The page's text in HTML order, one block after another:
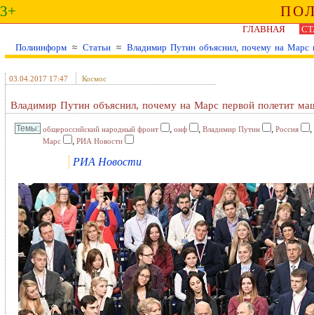
3+
ГЛАВНАЯ
Полиинформ ≈ Статьи ≈ Владимир Путин объяснил, почему на Марс
03.04.2017 17:47 Космос
Владимир Путин объяснил, почему на Марс первой полетит
общероссийский народный фронт , онф , Владимир Путин , Россия ,
Марс , РИА Новости
РИА Новости